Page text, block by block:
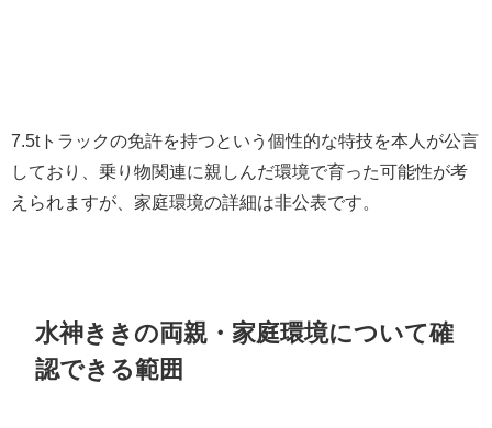
7.5tトラックの免許を持つという個性的な特技を本人が公言
しており、乗り物関連に親しんだ環境で育った可能性が考
えられますが、家庭環境の詳細は非公表です。
水神ききの両親・家庭環境について確
認できる範囲